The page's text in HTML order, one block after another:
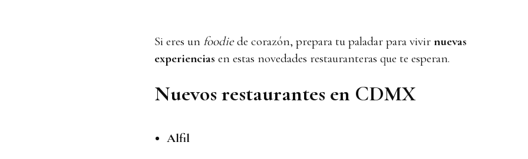
Si eres un foodiede corazón, prepara tu paladar para vivir nuevas
experiencias en estas novedades restauranteras que te esperan.
Nuevos restaurantes en CDMX
Alfil